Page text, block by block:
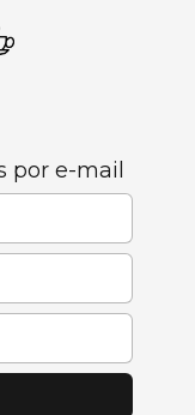
por e-mail